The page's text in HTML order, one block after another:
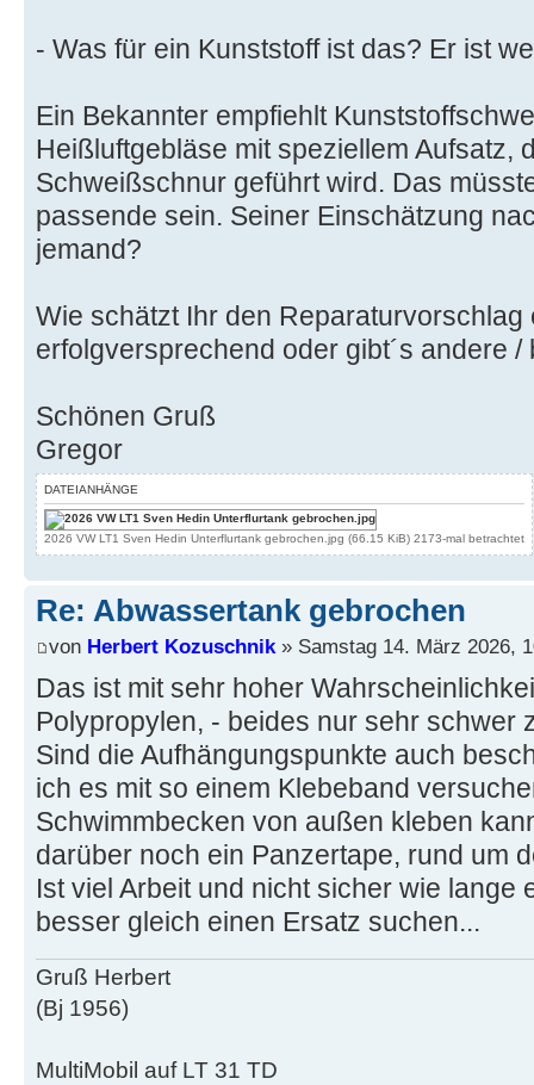
- Was für ein Kunststoff ist das? Er ist
Ein Bekannter empfiehlt
Heißluftgebläse mit speziellem Aufsatz,
Schweißschnur geführt wird. Das
passende sein. Seiner Einschätzung
jemand?
Wie schätzt Ihr den Reparaturvorschlag
erfolgversprechend oder gibt´s andere
Schönen Gruß
Gregor
DATEIANHÄNGE
2026 VW LT1 Sven Hedin Unterflurtank gebrochen.jpg (66.15 KiB) 2173-mal betrachtet
Re: Abwassertank gebrochen
von Herbert Kozuschnik » Samstag 14. März 2026,
Das ist mit sehr hoher
Polypropylen, - beides nur sehr schwer
Sind die Aufhängungspunkte auch
ich es mit so einem Klebeband
Schwimmbecken von außen kleben
darüber noch ein Panzertape, rund um
Ist viel Arbeit und nicht sicher wie lange
besser gleich einen Ersatz suchen...
Gruß Herbert
(Bj 1956)
MultiMobil auf LT 31 TD